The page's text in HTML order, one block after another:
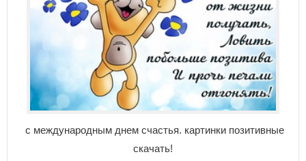
с международным днем счастья. картинки позитивные
скачать!